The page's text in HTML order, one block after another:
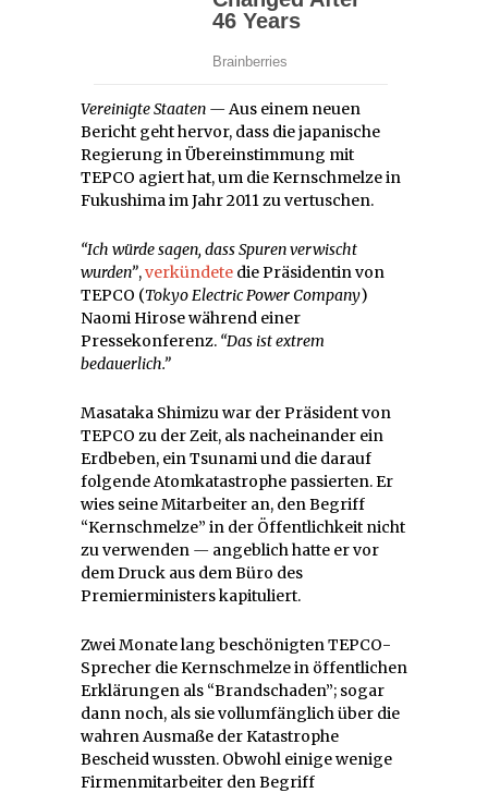
Vereinigte Staaten — Aus einem neuen
Bericht geht hervor, dass die japanische
Regierung in Übereinstimmung mit
TEPCO agiert hat, um die Kernschmelze in
Fukushima im Jahr 2011 zu vertuschen.
“Ich würde sagen, dass Spuren verwischt
wurden”,verkündete die Präsidentin von
TEPCO (Tokyo Electric Power Company)
Naomi Hirose während einer
Pressekonferenz. “Das ist extrem
bedauerlich.”
Masataka Shimizu war der Präsident von
TEPCO zu der Zeit, als nacheinander ein
Erdbeben, ein Tsunami und die darauf
folgende Atomkatastrophe passierten. Er
wies seine Mitarbeiter an, den Begriff
“Kernschmelze” in der Öffentlichkeit nicht
zu verwenden — angeblich hatte er vor
dem Druck aus dem Büro des
Premierministers kapituliert.
Zwei Monate lang beschönigten TEPCO-
Sprecher die Kernschmelze in öffentlichen
Erklärungen als “Brandschaden”; sogar
dann noch, als sie vollumfänglich über die
wahren Ausmaße der Katastrophe
Bescheid wussten. Obwohl einige wenige
Firmenmitarbeiter den Begriff